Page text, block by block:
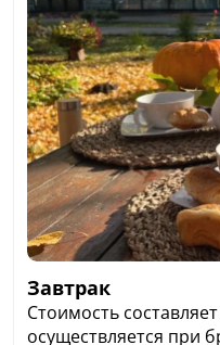
Завтрак
Стоимость
осуществляется при